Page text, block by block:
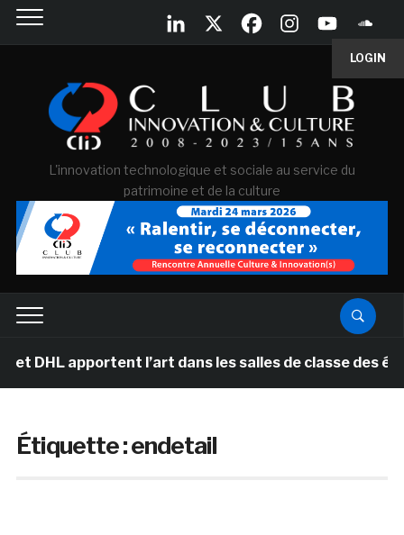
LOGIN
L'innovation technologique et sociale au service du
patrimoine et de la culture
apportent l’art dans les salles de classe des
Étiquette :endetail